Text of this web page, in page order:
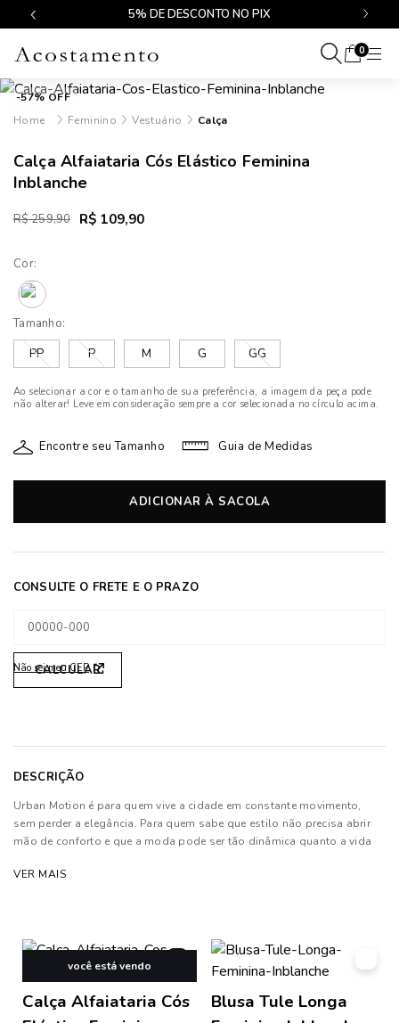
5% DE DESCONTO NO PIX
0
-57% OFF
Feminino
Vestuário Calça
Calça Alfaiataria Cós Elástico Feminina
Inblanche
R$ 259,90 R$ 109,90
Cor:
Tamanho:
PP
P M G GG
Ao selecionar a cor e o tamanho de sua preferência, a imagem da peça pode
não alterar! Leve em consideração sempre a cor selecionada no círculo acima.
Encontre seu Tamanho Guia de Medidas
ADICIONAR À SACOLA
Não sei meu CEP
DESCRIÇÃO
Urban Motion é para quem vive a cidade em constante movimento,
sem perder a elegância. Para quem sabe que estilo não precisa abrir
mão de conforto e que a moda pode ser tão dinâmica quanto a vida
modernidade se mistura com o clássico, criando peças versáteis,
Atenção: Acessórios utilizados nos looks não acompanham a peça!
As cores dos produtos nas imagens reproduzidas com modelos
podem sofrer mudanças de tonalidade, em decorrência do uso do
VER MAIS
você está vendo
Calça Alfaiataria Cós
Blusa Tule Longa